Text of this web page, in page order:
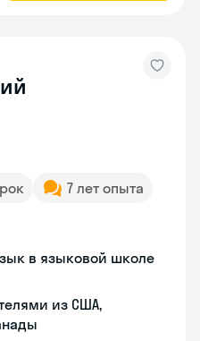
7 лет опыта
в языковой школе
из США,